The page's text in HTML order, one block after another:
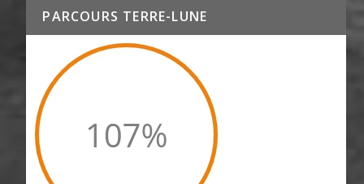
PARCOURS TERRE-LUNE